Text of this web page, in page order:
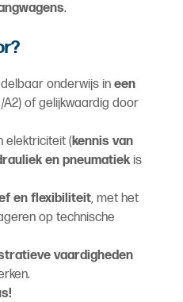
.
onderwijs in een
A2) of gelijkwaardig door
elektriciteit (kennis van
en pneumatiekis
en flexibiliteit, met het
op technische
vaardigheden